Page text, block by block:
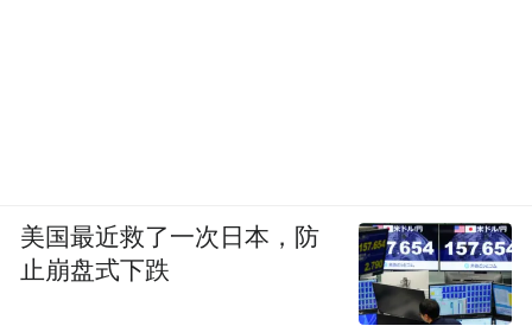
美国最近救了一次日本，防
止崩盘式下跌